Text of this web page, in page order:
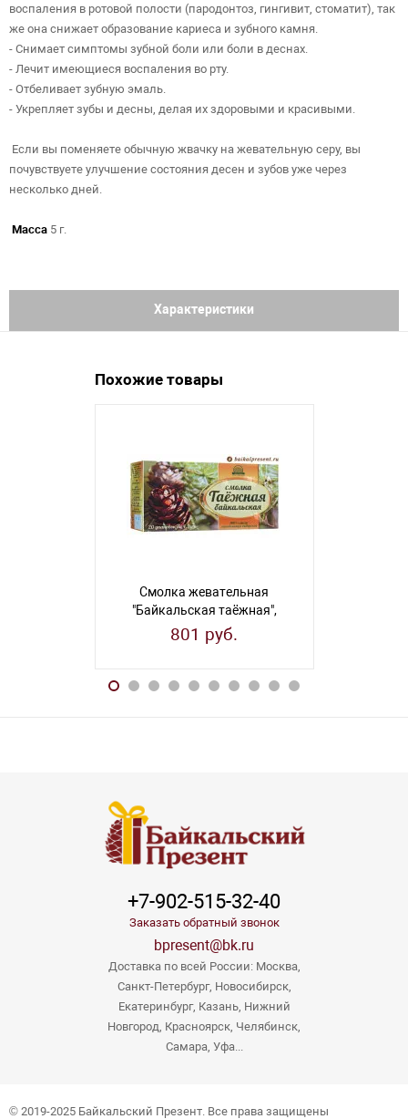
воспаления в ротовой полости (пародонтоз, гингивит, стоматит), так
же она снижает образование кариеса и зубного камня.
- Снимает симптомы зубной боли или боли в деснах.
- Лечит имеющиеся воспаления во рту.
- Отбеливает зубную эмаль.
- Укрепляет зубы и десны, делая их здоровыми и красивыми.
Если вы поменяете обычную жвачку на жевательную серу, вы
почувствуете улучшение состояния десен и зубов уже через
несколько дней.
Масса 5 г.
Характеристики
Похожие товары
Смолка жевательная
"Байкальская таёжная",
упаковка 20 шт по 4,2 гр.
801 руб.
+7-902-515-32-40
Заказать обратный звонок
bpresent@bk.ru
Доставка по всей России: Москва,
Санкт-Петербург, Новосибирск,
Екатеринбург, Казань, Нижний
Новгород, Красноярск, Челябинск,
Самара, Уфа...
© 2019-2025 Байкальский Презент. Все права защищены